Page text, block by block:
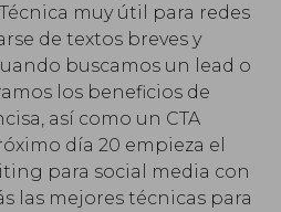
muy útil para redes
de textos breves y
buscamos un lead o
los beneficios de
así como un CTA
día 20 empieza el
para social media con
las mejores técnicas para